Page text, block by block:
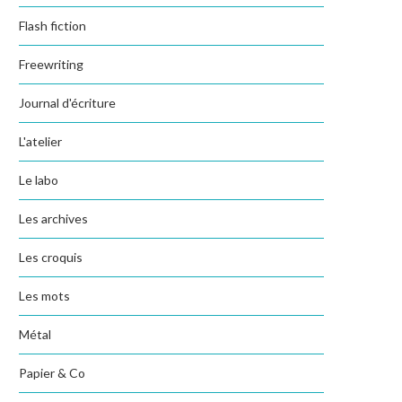
Flash fiction
Freewriting
Journal d'écriture
L'atelier
Le labo
Les archives
Les croquis
Les mots
Métal
Papier & Co